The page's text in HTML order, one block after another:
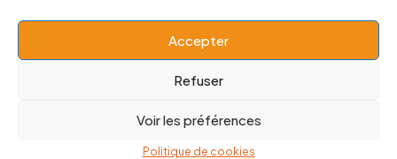
Accepter
Refuser
Voir les préférences
Politique de cookies